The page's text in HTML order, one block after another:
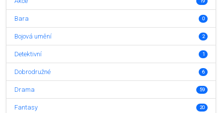
Bara 0
Bojová umění 2
Detektivní 1
Dobrodružné 6
Drama 59
Fantasy 20